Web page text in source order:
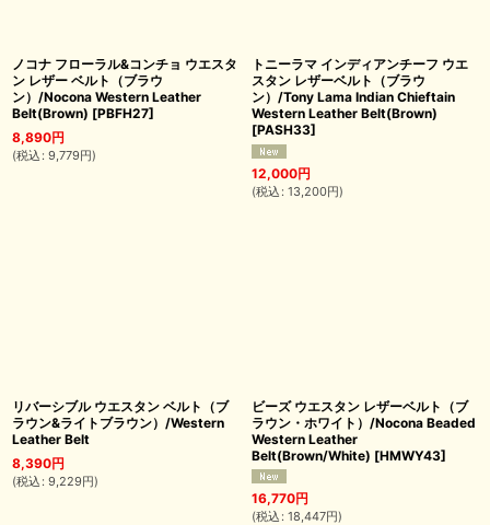
ノコナ フローラル&コンチョ ウエスタ
ン レザー ベルト（ブラウ
ン）/Nocona Western Leather
Belt(Brown) [PBFH27]
8,890円
(税込 : 9,779円)
トニーラマ インディアンチーフ ウエ
スタン レザーベルト（ブラウ
ン）/Tony Lama Indian Chieftain
Western Leather Belt(Brown)
[PASH33]
12,000円
(税込 : 13,200円)
リバーシブル ウエスタン ベルト（ブ
ラウン&ライトブラウン）/Western
Leather Belt
8,390円
(税込 : 9,229円)
ビーズ ウエスタン レザーベルト（ブ
ラウン・ホワイト）/Nocona Beaded
Western Leather
Belt(Brown/White) [HMWY43]
16,770円
(税込 : 18,447円)